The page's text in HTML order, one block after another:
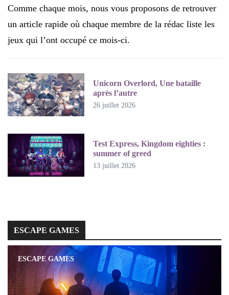
Comme chaque mois, nous vous proposons de retrouver
un article rapide où chaque membre de la rédac liste les
jeux qui l’ont occupé ce mois-ci.
Unicorn Overlord, Une bataille
après l’autre
26 juillet 2026
Test Express, Kingdom eighties :
summer of greed
13 juillet 2026
ESCAPE GAMES
ESCAPE GAMES